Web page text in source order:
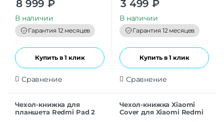
o
t
o
f
5
8 999 ₽
В наличии
Гарантия 12 месяцев
Купить в 1 клик
Сравнение
o
t
o
f
5
3 499 ₽
В наличии
Гарантия 12 месяцев
Купить в 1 клик
Сравнение
Чехол-книжка для
планшета Redmi Pad 2
Чехол-книжка Xiaomi
Cover для Xiaomi Redmi